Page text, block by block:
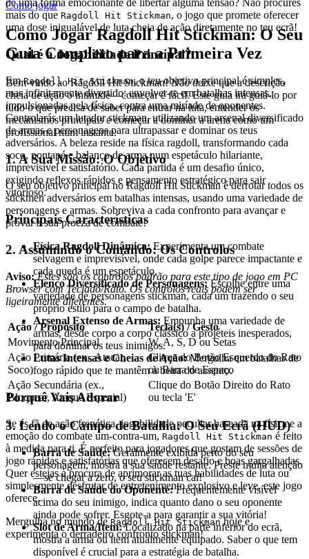
de uma forma emocionante de libertar alguma tensão? Não procures
mais do que Ragdoll Hit Stickman, o jogo que promete oferecer
uma dose inigualável de luta cheia de ação diretamente no teu ecrã!
Qual é a Jogabilidade Principal?
EmRagdoll Hit Stickman, o teu objetivo principal é simples,
mas infinitamente divertido: envolver-te em batalhas intensas,
impulsionadas pela física, contra uma miríade de oponentes.
Controlarás um lutador stickman, utilizando um arsenal diversificado
de armas e personagens para ultrapassar e dominar os teus
adversários. A beleza reside na física ragdoll, transformando cada
soco, pontapé e balanço de arma num espetáculo hilariante,
imprevisível e satisfatório. Cada partida é um desafio único,
exigindo reflexos rápidos e pensamento estratégico para sair
vitorioso.
Principais Características
Física Ragdoll Dinâmica:Experimenta um combate
selvagem e imprevisível, onde cada golpe parece impactante e
cada queda é um espetáculo.
Elenco Diversificado de Personagens:Escolhe entre uma
variedade de personagens stickman, cada um trazendo o seu
próprio estilo para o campo de batalha.
Arsenal Extenso de Armas: Empunha uma variedade de
armas, desde corpo a corpo clássico a projéteis inesperados,
para dominar os teus inimigos.
Lutas Intensas e Cheias de Ação:Mergulha em batalhas de
fogo rápido que te mantêm à beira do assento.
Porquê Vais Adorar
Se és fã de ação frenética, jogabilidade peculiar baseada na física e a
emoção do combate um-contra-um, Ragdoll Hit Stickman é feito
à medida para ti. É perfeito para jogadores que gostam de sessões de
jogo rápidas e satisfatórias que oferecem desafio e boas gargalhadas.
Quer estejas à procura de aprimorar as tuas habilidades de luta ou
simplesmente desfrutar de entretenimento explosivo e leve, este jogo
oferece.
Mergulha no mundo deRagdoll Hit Stickmanhoje e
experimenta o derradeiro confronto stickman!
Como jogar
Como Jogar Ragdoll Hit Stickman: O Seu
Guia Completo para a Primeira Vez
Bem-vindo ao Ragdoll Hit Stickman! Não deixe que a descrição
cheia de ação o intimide—começar é fácil. Este guia irá guiá-lo por
tudo o que precisa de saber para entrar na luta, entender os
mecanismos principais e começar a dominar a arena como um
profissional num instante.
1. A Sua Missão: O Objetivo
O seu objetivo principal no Ragdoll Hit Stickman é derrotar todos os
stickmen adversários em batalhas intensas, usando uma variedade de
personagens e armas. Sobreviva a cada confronto para avançar e
provar a sua proeza de combate!
2. Assumindo o Comando: Os Controlos
Aviso: Estes são os controlos padrão para este tipo de jogo em PC
Browser com Teclado/Rato. Os controlos reais podem ser
ligeiramente diferentes.
Ação / Propósito
Tecla(s) / Gesto
Movimento Principal
W, A, S, D ou Setas
Ação Primária (ex., Atacar,
Soco)
Clique do Botão Esquerdo do Rato
ou Barra de Espaço
Ação Secundária (ex.,
Bloquear, Ataque Especial)
Clique do Botão Direito do Rato
ou tecla 'E'
3. Lendo o Campo de Batalha: O Seu Ecrã (HUD)
Barra de Saúde:Geralmente exibida perto do seu
personagem, mostra a sua saúde restante. Preste muita atenção
—se chegar a zero, o seu stickman cai!
Barra de Saúde do Oponente:Frequentemente visível
acima do seu inimigo, indica quanto dano o seu oponente
ainda pode sofrer. Esgote-a para garantir a sua vitória!
Slot de Arma/Item:Localizado na parte inferior do ecrã,
mostra a arma ou item atualmente equipado. Saber o que tem
disponível é crucial para a estratégia de batalha.